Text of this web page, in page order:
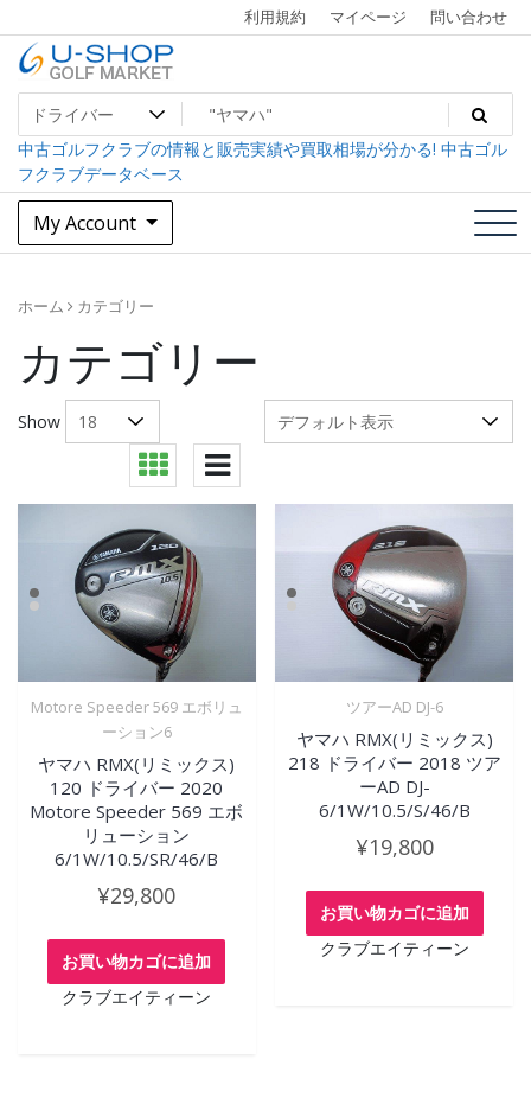
to
content
利用規約 マイページ 問い合わせ
U-SHOP Golf Market dev
中古ゴルフクラブ最大級！U-SHOPゴルフマーケット
中古ゴルフクラブの情報と販売実績や買取相場が分かる! 中古ゴル
フクラブデータベース
My Account
ホーム カテゴリー
カテゴリー
Show
Motore Speeder 569 エボリュ
ーション6
ヤマハ RMX(リミックス)
120 ドライバー 2020
Motore Speeder 569 エボ
リューション
6/1W/10.5/SR/46/B
¥29,800
お買い物カゴに追加
クラブエイティーン
ツアーAD DJ-6
ヤマハ RMX(リミックス)
218 ドライバー 2018 ツア
ーAD DJ-
6/1W/10.5/S/46/B
¥19,800
お買い物カゴに追加
クラブエイティーン